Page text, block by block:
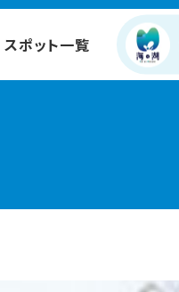
スポット一覧